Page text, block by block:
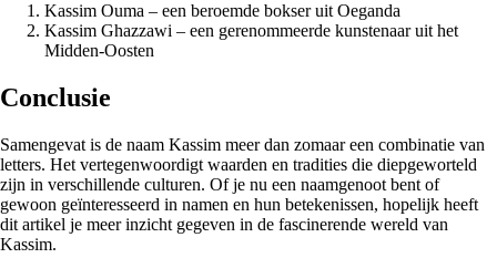
Kassim Ouma – een beroemde bokser uit Oeganda
Kassim Ghazzawi – een gerenommeerde kunstenaar uit het
Midden-Oosten
Conclusie
Samengevat is de naam Kassim meer dan zomaar een combinatie van
letters. Het vertegenwoordigt waarden en tradities die diepgeworteld
zijn in verschillende culturen. Of je nu een naamgenoot bent of
gewoon geïnteresseerd in namen en hun betekenissen, hopelijk heeft
dit artikel je meer inzicht gegeven in de fascinerende wereld van
Kassim.